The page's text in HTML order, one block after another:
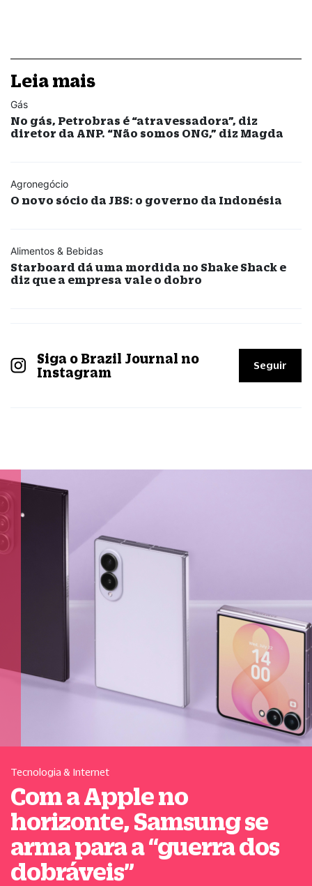
Leia mais
Gás
No gás, Petrobras é “atravessadora”, diz
diretor da ANP. “Não somos ONG,” diz Magda
Agronegócio
O novo sócio da JBS: o governo da Indonésia
Alimentos & Bebidas
Starboard dá uma mordida no Shake Shack e
diz que a empresa vale o dobro
Siga o Brazil Journal no
Instagram
Seguir
Tecnologia & Internet
Com a Apple no
horizonte, Samsung se
arma para a“guerra dos
dobráveis”